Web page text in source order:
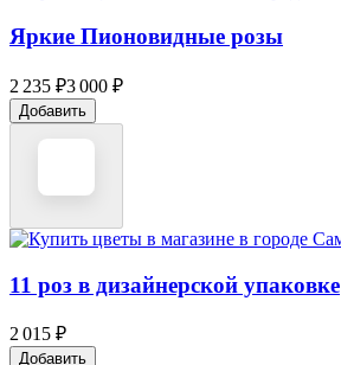
Яркие Пионовидные розы
2 235 ₽3 000 ₽
Добавить
11 роз в дизайнерской упаковке
2 015 ₽
Добавить